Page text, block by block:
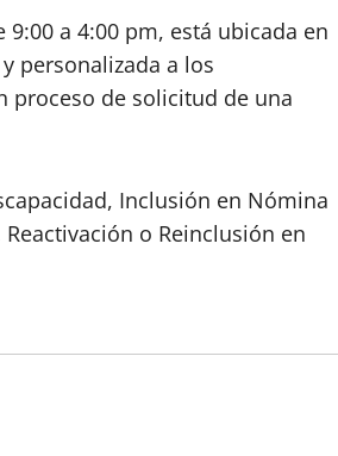
a 4:00 pm, está ubicada en
personalizada a los
proceso de solicitud de una
Inclusión en Nómina
o Reinclusión en